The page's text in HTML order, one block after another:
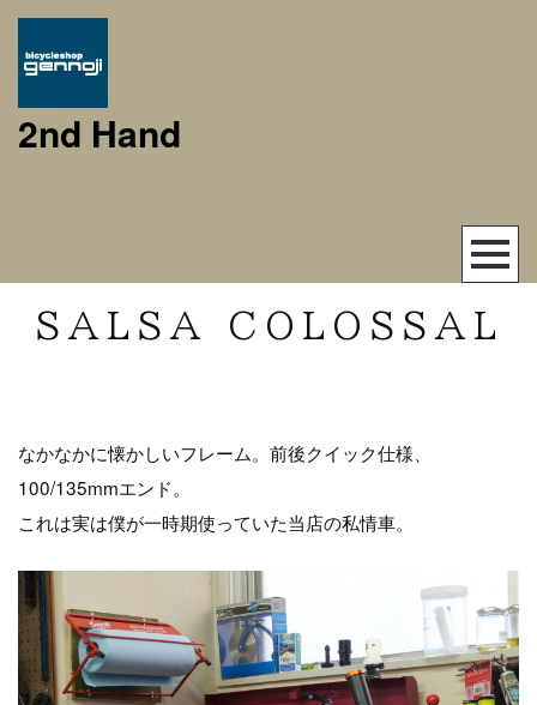
2nd Hand
SALSA COLOSSAL
なかなかに懐かしいフレーム。前後クイック仕様、
100/135mmエンド。
これは実は僕が一時期使っていた当店の私情車。